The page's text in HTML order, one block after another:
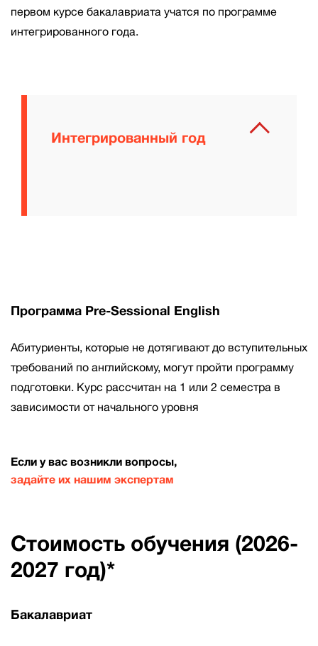
первом курсе бакалавриата учатся по программе
интегрированного года.
Интегрированный год
Программа Pre-Sessional English
Абитуриенты, которые не дотягивают до вступительных
требований по английскому, могут пройти программу
подготовки. Курс рассчитан на 1 или 2 семестра в
зависимости от начального уровня
Если у вас возникли вопросы,
задайте их нашим экспертам
Стоимость обучения (2026-
2027 год)*
Бакалавриат